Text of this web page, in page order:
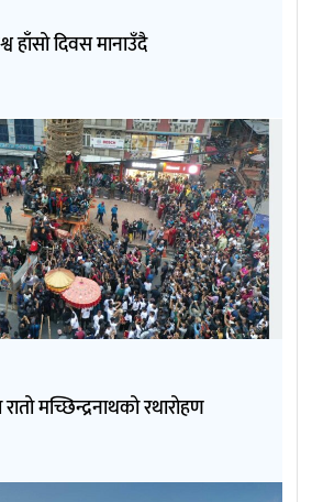
हाँसो दिवस मानाउँदै
मच्छिन्द्रनाथको रथारोहण